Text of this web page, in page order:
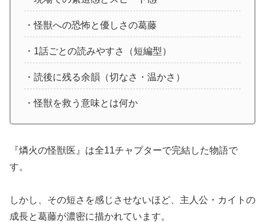
・怪獣への恐怖と優しさの葛藤
・1話ごとの読みやすさ（短編型）
・読後に残る余韻（切なさ・温かさ）
・怪獣を救う意味とは何か
『燐火の怪獣医』は全11チャプターで完結した物語で
す。
しかし、その短さを感じさせないほど、主人公・カイトの
成長と葛藤が濃密に描かれています。